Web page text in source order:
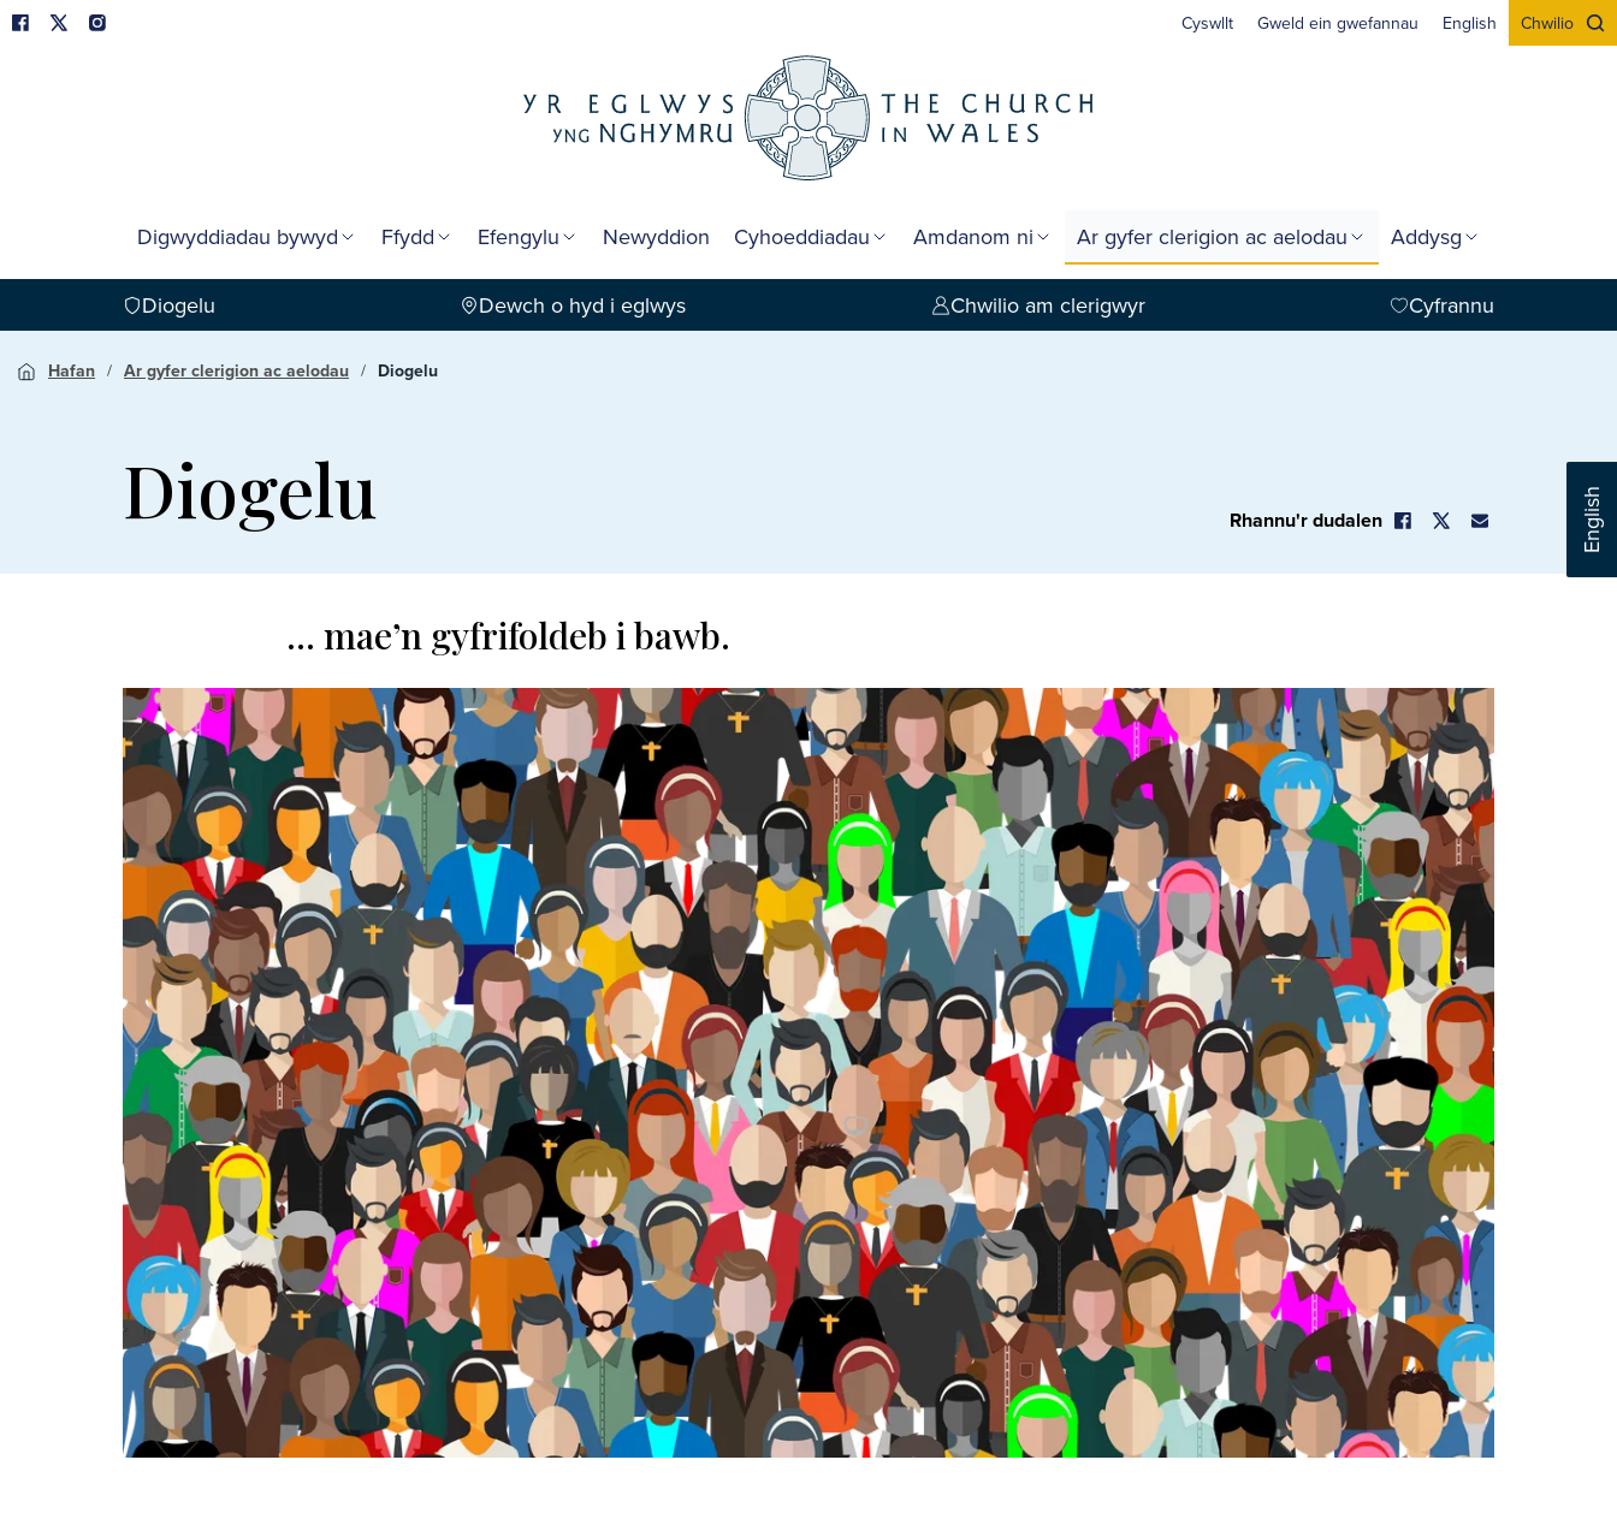
English
Cyswllt Gweld ein gwefannau English Chwilio
Digwyddiadau bywyd Ffydd Efengylu Newyddion Cyhoeddiadau Amdanom ni Ar gyfer clerigion ac aelodau Addysg
Diogelu Dewch o hyd i eglwys Chwilio am clerigwyr Cyfrannu
Hafan Ar gyfer clerigion ac aelodau Diogelu
Diogelu Rhannu'r dudalen
... mae’n gyfrifoldeb i bawb.